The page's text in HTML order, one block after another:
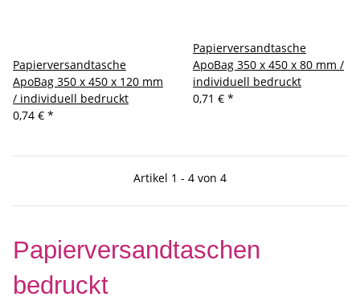
Papierversandtasche
ApoBag 350 x 450 x 120 mm
/ individuell bedruckt
0,74 € *
Papierversandtasche
ApoBag 350 x 450 x 80 mm /
individuell bedruckt
0,71 € *
Artikel 1 - 4 von 4
Papierversandtaschen
bedruckt